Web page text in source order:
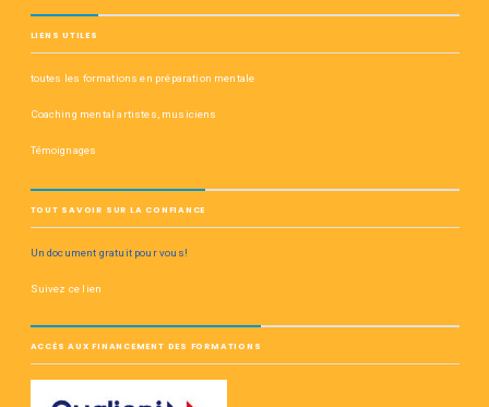
LIENS UTILES
toutes les formations en préparation mentale
Coaching mental artistes, musiciens
Témoignages
TOUT SAVOIR SUR LA CONFIANCE
Un document gratuit pour vous!
Suivez ce lien
ACCÈS AUX FINANCEMENT DES FORMATIONS